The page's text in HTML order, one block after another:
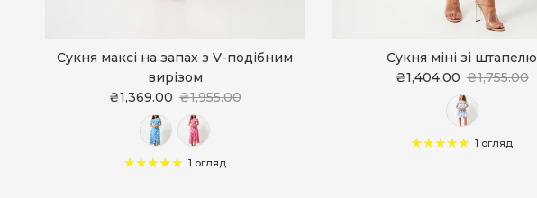
Сукня максі на запах з V-подібним
вирізом
₴1,369.00 ₴1,955.00
1 огляд
Сукня міні зі штапелю
₴1,404.00 ₴1,755.00
1 огляд